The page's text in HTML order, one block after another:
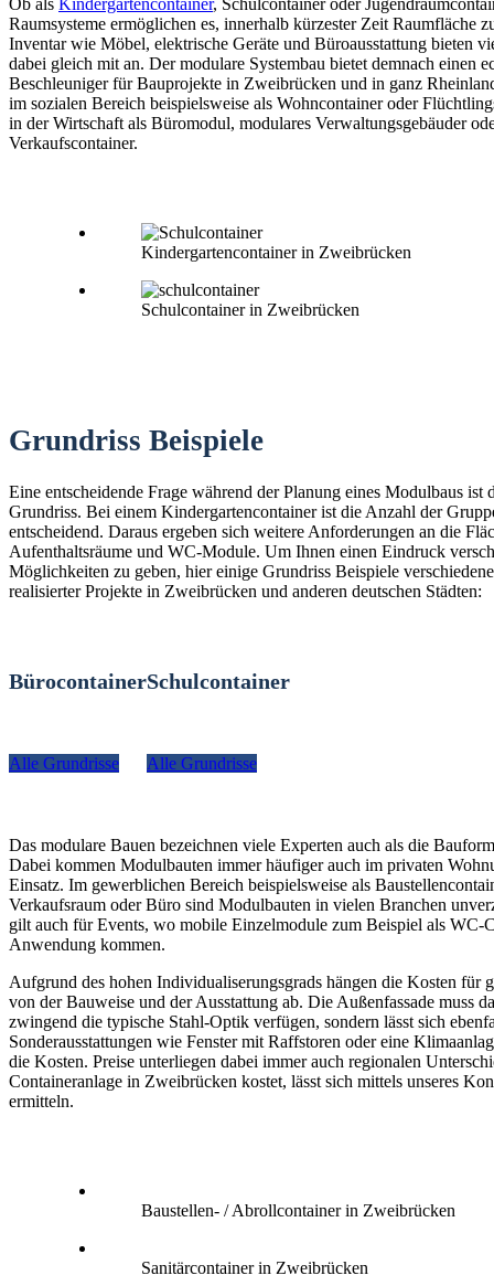
Raumsysteme ermöglichen es, innerhalb kürzester Zeit Raumfläche
Inventar wie Möbel, elektrische Geräte und Büroausstattung bieten
dabei gleich mit an. Der modulare Systembau bietet demnach einen
Beschleuniger für Bauprojekte in Zweibrücken und in ganz
im sozialen Bereich beispielsweise als Wohncontainer oder
in der Wirtschaft als Büromodul, modulares Verwaltungsgebäuder
Verkaufscontainer.
Kindergartencontainer in Zweibrücken
Schulcontainer in Zweibrücken
Grundriss Beispiele
Eine entscheidende Frage während der Planung eines Modulbaus ist
Grundriss. Bei einem Kindergartencontainer ist die Anzahl der
entscheidend. Daraus ergeben sich weitere Anforderungen an die
Aufenthaltsräume und WC-Module. Um Ihnen einen Eindruck
Möglichkeiten zu geben, hier einige Grundriss Beispiele
realisierter Projekte in Zweibrücken und anderen deutschen Städten:
Bürocontainer
Alle Grundrisse
Schulcontainer
Alle Grundrisse
Das modulare Bauen bezeichnen viele Experten auch als die
Dabei kommen Modulbauten immer häufiger auch im privaten
Einsatz. Im gewerblichen Bereich beispielsweise als
Verkaufsraum oder Büro sind Modulbauten in vielen Branchen
gilt auch für Events, wo mobile Einzelmodule zum Beispiel als WC-
Anwendung kommen.
Aufgrund des hohen Individualiserungsgrads hängen die Kosten für
von der Bauweise und der Ausstattung ab. Die Außenfassade muss
zwingend die typische Stahl-Optik verfügen, sondern lässt sich
Sonderausstattungen wie Fenster mit Raffstoren oder eine
die Kosten. Preise unterliegen dabei immer auch regionalen
Containeranlage in Zweibrücken kostet, lässt sich mittels unseres
ermitteln.
Baustellen- / Abrollcontainer in Zweibrücken
Sanitärcontainer in Zweibrücken